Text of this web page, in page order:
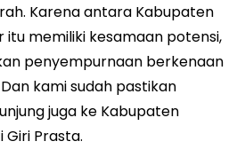
Karena antara Kabupaten
itu memiliki kesamaan potensi,
penyempurnaan berkenaan
kami sudah pastikan
juga ke Kabupaten
Giri Prasta.